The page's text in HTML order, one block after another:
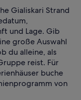
Gialiskari Strand
und Lage. Gib
große Auswahl
du alleine, als
reist. Für
buche
von